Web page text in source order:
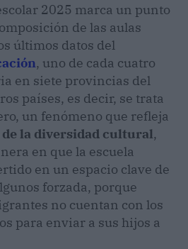
2025 marca un punto
de las aulas
últimos datos del
, uno de cada cuatro
en siete provincias del
países, es decir, se trata
un fenómeno que refleja
la diversidad cultural,
en que la escuela
en un espacio clave de
forzada, porque
no cuentan con los
para enviar a sus hijos a